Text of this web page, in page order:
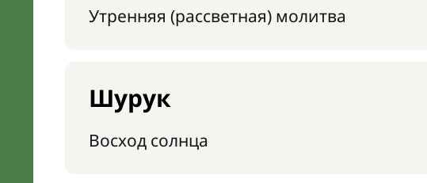
Утренняя (рассветная) молитва
Шурук
Восход солнца